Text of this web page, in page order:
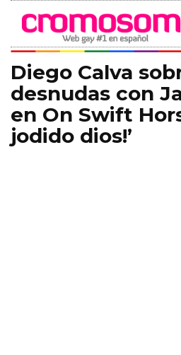
Diego Calva
desnudas con
en On Swift
jodido dios!’